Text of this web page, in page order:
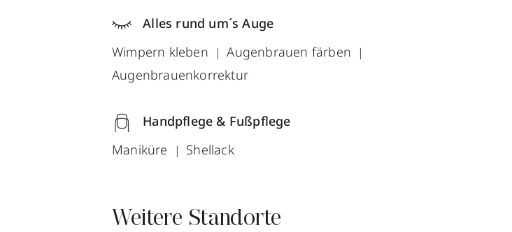
Alles rund um´s Auge
Wimpern kleben
Augenbrauen färben
Augenbrauenkorrektur
Handpflege & Fußpflege
Maniküre
Shellack
Weitere Standorte